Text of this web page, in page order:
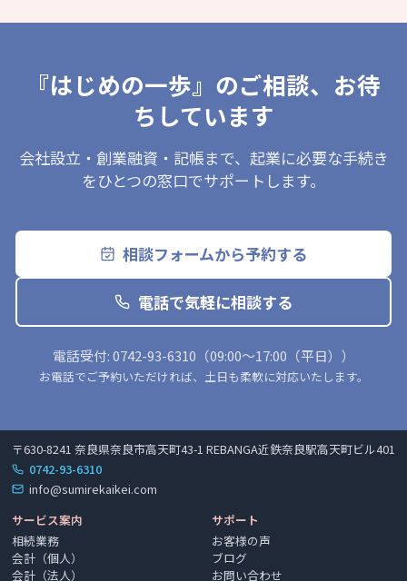
『はじめの一歩』のご相談、お待
ちしています
会社設立・創業融資・記帳まで、起業に必要な手続き
をひとつの窓口でサポートします。
相談フォームから予約する
電話で気軽に相談する
電話受付:0742-93-6310 （09:00〜17:00（平日） ）
お電話でご予約いただければ、土日も柔軟に対応いたします。
〒630-8241 奈良県奈良市高天町43-1 REBANGA近鉄奈良駅高天町ビル401
0742-93-6310
info@sumirekaikei.com
サービス案内
相続業務
会計（個人）
会計（法人）
サポート
お客様の声
ブログ
お問い合わせ